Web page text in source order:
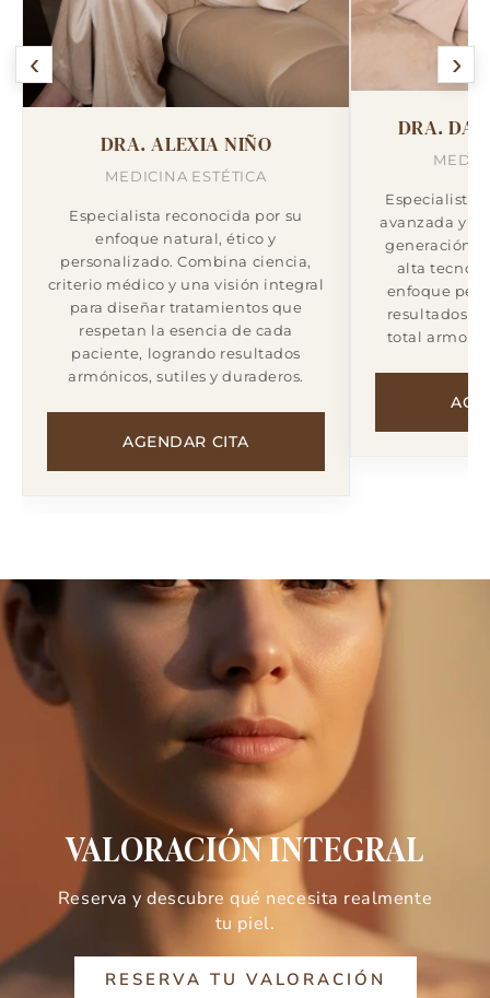
‹
DRA. ALEXIA NIÑO
MEDICINA ESTÉTICA
Especialista reconocida por su
enfoque natural, ético y
personalizado. Combina ciencia,
criterio médico y una visión integral
para diseñar tratamientos que
respetan la esencia de cada
paciente, logrando resultados
armónicos, sutiles y duraderos.
AGENDAR CITA
DRA.
Especialista
avanzada y
generación.
alta
enfoque
resultados
total
›
VALORACIÓN INTEGRAL
Reserva y descubre qué necesita realmente
tu piel.
RESERVA TU VALORACIÓN